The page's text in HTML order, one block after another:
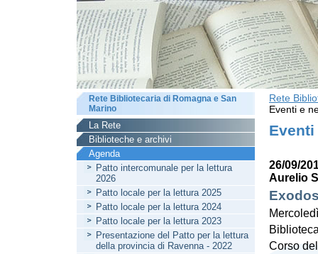
Rete
Eventi e
Eventi
26/09/
Aurelio
Corso
Rete Bibliotecaria di Romagna e San
Marino
La Rete
Biblioteche e archivi
Agenda
Patto intercomunale per la lettura
2026
Patto locale per la lettura 2025
Patto locale per la lettura 2024
Patto locale per la lettura 2023
Presentazione del Patto per la lettura
della provincia di Ravenna - 2022